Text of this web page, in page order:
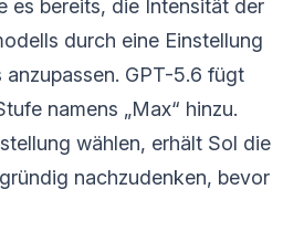
es bereits, die Intensität der
durch eine Einstellung
GPT-5.6 fügt
namens „Max“ hinzu.
wählen, erhält Sol die
nachzudenken, bevor